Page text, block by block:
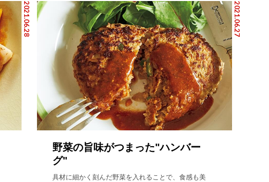
2021.06.28 2021.06.27
野菜の旨味がつまった"ハンバー
グ"
具材に細かく刻んだ野菜を入れることで、食感も美